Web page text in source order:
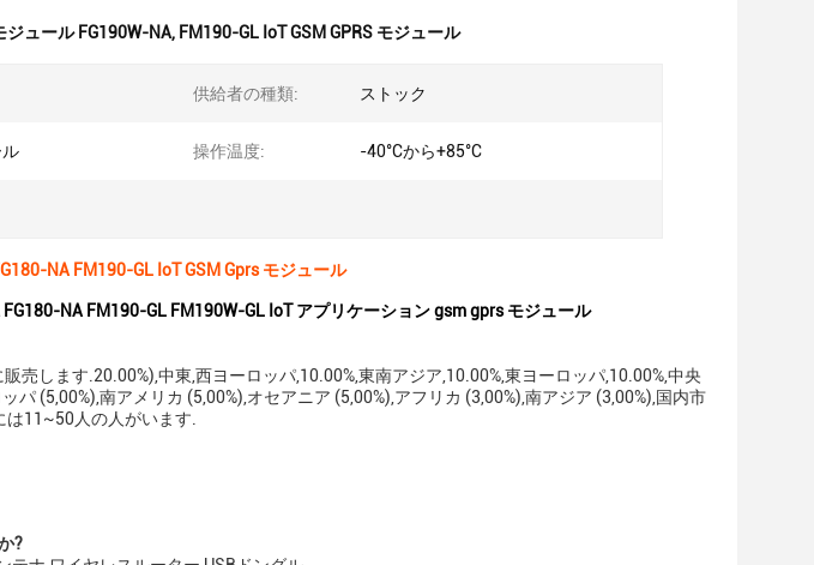
ジュール FG190W-NA, FM190-GL IoT GSM GPRS モジュール
供給者の種類: ストック
操作温度: -40°Cから+85°C
NA FM190-GL IoT GSM Gprs モジュール
NA FM190-GL FM190W-GL IoT アプリケーション gsm gprs モジュール
売します.20.00%),中東,西ヨーロッパ,10.00%,東南アジア,10.00%,東ヨーロッパ,10.00%,中央
パ (5,00%),南アメリカ (5,00%),オセアニア (5,00%),アフリカ (3,00%),南アジア (3,00%),国内市
は11~50人の人がいます.
?